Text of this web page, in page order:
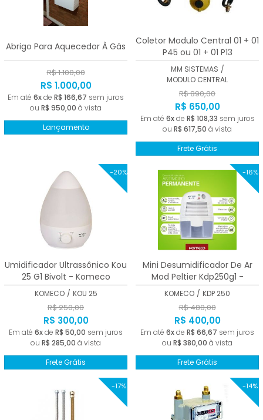
Abrigo Para Aquecedor À Gás
R$ 1.100,00
R$ 1.000,00
Em até 6xde R$ 166,67 sem juros
ou R$ 950,00 à vista
Lançamento
Coletor Modulo Central 01 + 01
P45 ou 01 + 01 P13
MM SISTEMAS /
MODULO CENTRAL
R$ 890,00
R$ 650,00
Em até 6xde R$ 108,33 sem juros
ou R$ 617,50 à vista
Frete Grátis
-20%
Umidificador Ultrassônico Kou
25 G1 Bivolt - Komeco
KOMECO / KOU 25
R$ 250,00
R$ 300,00
Em até 6xde R$ 50,00 sem juros
ou R$ 285,00 à vista
Frete Grátis
-16%
Mini Desumidificador De Ar
Mod Peltier Kdp250g1 -
Komeco
KOMECO / KDP 250
R$ 480,00
R$ 400,00
Em até 6xde R$ 66,67 sem juros
ou R$ 380,00 à vista
Frete Grátis
-17% -14%